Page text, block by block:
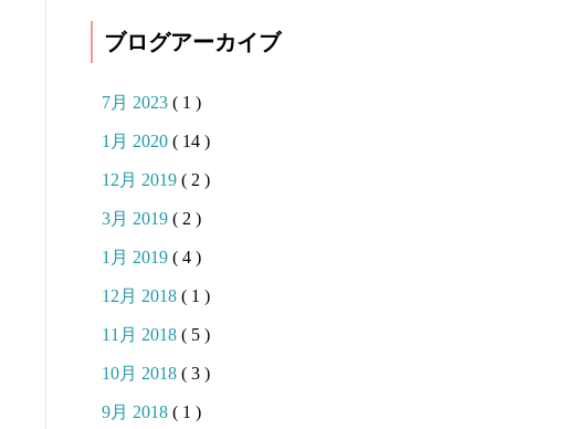
ブログアーカイブ
7月 2023 ( 1 )
1月 2020 ( 14 )
12月 2019 ( 2 )
3月 2019 ( 2 )
1月 2019 ( 4 )
12月 2018 ( 1 )
11月 2018 ( 5 )
10月 2018 ( 3 )
9月 2018 ( 1 )